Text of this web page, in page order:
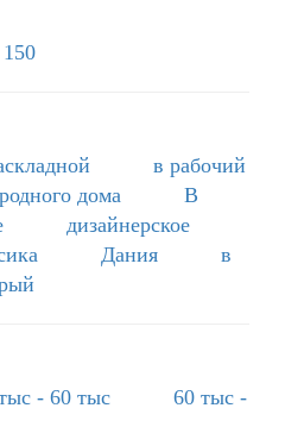
в рабочий
дома
В
дизайнерское
Дания
в
- 60 тыс
60 тыс -